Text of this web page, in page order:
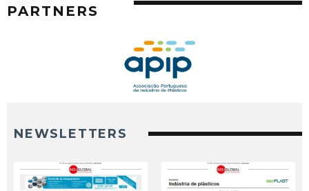
PARTNERS
NEWSLETTERS